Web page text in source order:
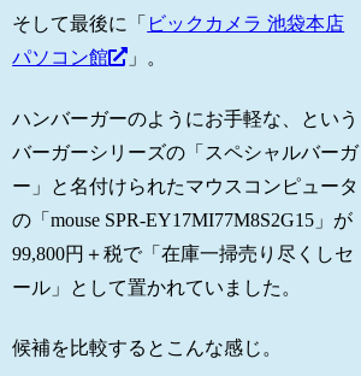
そして最後に「 ビックカメラ 池袋本店
パソコン館
」。
ハンバーガーのようにお手軽な、という
バーガーシリーズの「スペシャルバーガ
ー」と名付けられたマウスコンピュータ
の「mouse SPR-EY17MI77M8S2G15」が
99,800円＋税で「在庫一掃売り尽くしセ
ール」として置かれていました。
候補を比較するとこんな感じ。